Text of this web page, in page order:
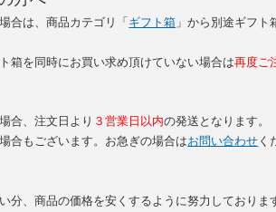
合は、商品カテゴリ「ギフト箱 」から別途ギフ
箱を同時にお買い求め頂けていない場合は再度ご
合、注文日より ３営業日以内の発送となります。
合もございます。お急ぎの場合はお問い合わせ く
分、商品の価格を安くするように努力しており